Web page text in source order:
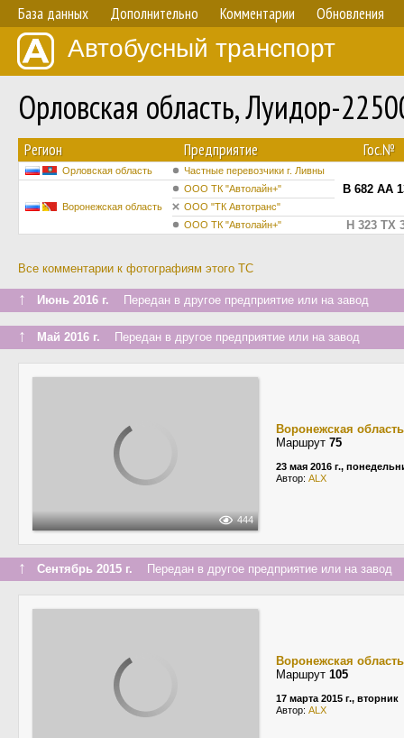
База данных Дополнительно Комментарии Обновления
Автобусный транспорт
Орловская область, Луидор-
Регион Предприятие Гос.№
Орловская область Частные перевозчики г. Ливны
В 682 АА
Воронежская область
ООО ТК "Автолайн+"
ООО "ТК Автотранс"
ООО ТК "Автолайн+"
Н 323 ТХ
Все комментарии к фотографиям этого ТС
↑ Июнь 2016 г. Передан в другое предприятие или на завод
↑ Май 2016 г. Передан в другое предприятие или на завод
444
Воронежская область
Маршрут 75
23 мая 2016 г.,
Автор: ALX
↑ Сентябрь 2015 г. Передан в другое предприятие или на завод
Воронежская область
Маршрут 105
17 марта 2015 г., вторник
Автор: ALX